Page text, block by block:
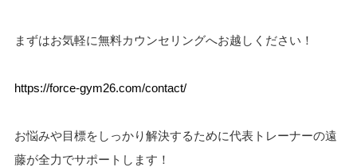
まずはお気軽に無料カウンセリングへお越しください！
https://force-gym26.com/contact/
お悩みや目標をしっかり解決するために代表トレーナーの遠
藤が全力でサポートします！